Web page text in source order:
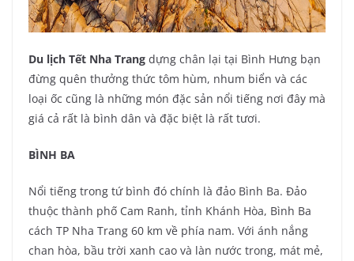
Du lịch Tết Nha Trang dựng chân lại tại Bình Hưng bạn
đừng quên thưởng thức tôm hùm, nhum biển và các
loại ốc cũng là những món đặc sản nổi tiếng nơi đây mà
giá cả rất là bình dân và đặc biệt là rất tươi.
BÌNH BA
Nổi tiếng trong tứ bình đó chính là đảo Bình Ba. Đảo
thuộc thành phố Cam Ranh, tỉnh Khánh Hòa, Bình Ba
cách TP Nha Trang 60 km về phía nam. Với ánh nắng
chan hòa, bầu trời xanh cao và làn nước trong, mát mẻ,